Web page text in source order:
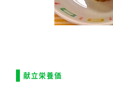
献立栄養価